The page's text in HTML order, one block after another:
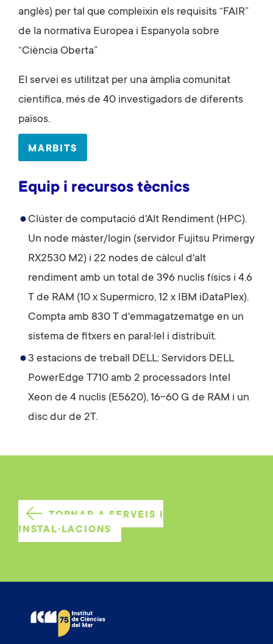
anglès) per tal que compleixin els requisits “FAIR”
de la normativa Europea i Espanyola sobre
“Ciència Oberta”
El servei es utilitzat per una àmplia comunitat
científica, més de 40 investigadors de diferents
països.
MARBITS
Equip i recursos tècnics
Clúster de computació d'Alt Rendiment (HPC).
Un node màster/login (servidor Fujitsu Primergy
RX2530 M2) i 22 nodes de càlcul d'alt
rendiment amb un total de 396 nuclis físics i 4.6
T de RAM (10 x Supermicro, 12 x IBM iDataPlex).
Compta amb 830 T d'emmagatzematge en un
sistema de fitxers en paral·lel i distribuït.
3 estacions de treball DELL: Servidors DELL
PowerEdge T710 amb 2 processadors Intel
Xeon de 4 nuclis (E5620), 16-60 G de RAM i un
disc dur de 2T.
TORNAR A SERVEIS I
INSTAL·LACIONS